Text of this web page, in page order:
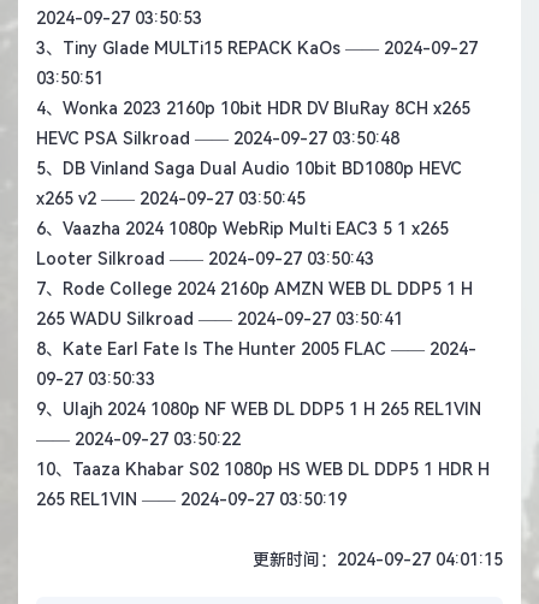
2024-09-27 03:50:53
3、 Tiny Glade MULTi15 REPACK KaOs —— 2024-09-27
03:50:51
4、 Wonka 2023 2160p 10bit HDR DV BluRay 8CH x265
HEVC PSA Silkroad —— 2024-09-27 03:50:48
5、
DB Vinland Saga Dual Audio 10bit BD1080p HEVC
x265 v2 —— 2024-09-27 03:50:45
6、 Vaazha 2024 1080p WebRip Multi EAC3 5 1 x265
Looter Silkroad —— 2024-09-27 03:50:43
7、
Rode College 2024 2160p AMZN WEB DL DDP5 1 H
265 WADU Silkroad —— 2024-09-27 03:50:41
8、
Kate Earl Fate Is The Hunter 2005 FLAC —— 2024-
09-27 03:50:33
9、 Ulajh 2024 1080p NF WEB DL DDP5 1 H 265 REL1VIN
—— 2024-09-27 03:50:22
10、 Taaza Khabar S02 1080p HS WEB DL DDP5 1 HDR H
265 REL1VIN —— 2024-09-27 03:50:19
更新时间：2024-09-27 04:01:15